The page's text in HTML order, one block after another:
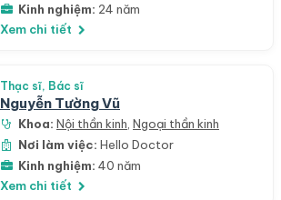
Kinh nghiệm: 24 năm
Xem chi tiết
Thạc sĩ, Bác sĩ
Nguyễn Tường Vũ
Khoa: Nội thần kinh Ngoại thần kinh
Nơi làm việc: Hello Doctor
Kinh nghiệm: 40 năm
Xem chi tiết